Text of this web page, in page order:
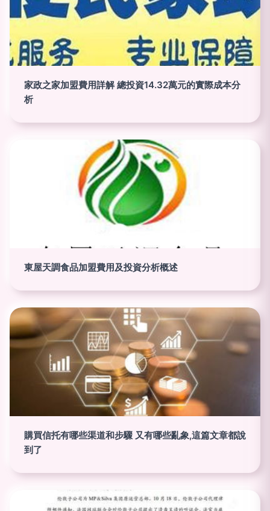
家政之家加盟費用詳解 總投資14.32萬元的實際成本分
析
東屋天調食品加盟費用及投資分析概述
購買信托有哪些渠道和步驟 又有哪些亂象,這篇文章都說
到了